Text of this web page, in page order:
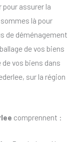
assurer la
là pour
de déménagement
de vos biens
vos biens dans
sur la région
comprennent :